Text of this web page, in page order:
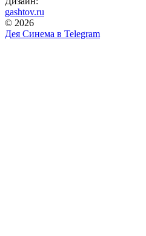
gashtov.ru
© 2026
Дея Синема в Telegram